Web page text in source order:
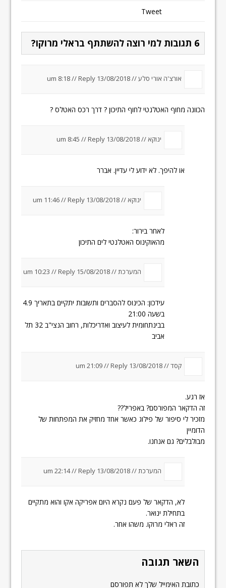
Tweet
6 תגובות למי רוצה להשתתף בראלי מרוקו?
אורצ'ה אורי סלע //13/08/2018 um 8:18
//Reply
הכוונה מחוף האטלנטי לחוף התיכון ? דרך רכס האטלס ?
ינוקא //13/08/2018 um 8:45
//Reply
או להיפך. לא ידוע לי עדיין. אברר
ינוקא //13/08/2018 um 11:46
//Reply
לאחר בירור:
מהאוקינוס האטלנטי לים התיכון
המערכת //15/08/2018 um 10:23
//Reply
עידכון: הכינוס להסברים ותשובות יתקיים בתאריך 4.9
בשעה 21:00
בבינתחומית לעיצוב ואדריכלות, רחוב הנצי"ב 32 תל
אביב
קסד //13/08/2018 um 21:09
//Reply
אז רגע.
זה הדקאר המפורסם? באפריל??
מזכיר לי סיפור של פילוג כאשר אחד מחזיק את המפתחות של
הדומיין
מבולבלים? גם אנחנו.
המערכת //13/08/2018 um 22:14
//Reply
לא, הדקאר של פעם נקרא היום אפריקה אקו והוא מתקיים
בתחילת ינואר.
זה ראלי מרוקו. משהו אחר.
השאר תגובה
כתובת האימייל שלך לא תפורסם